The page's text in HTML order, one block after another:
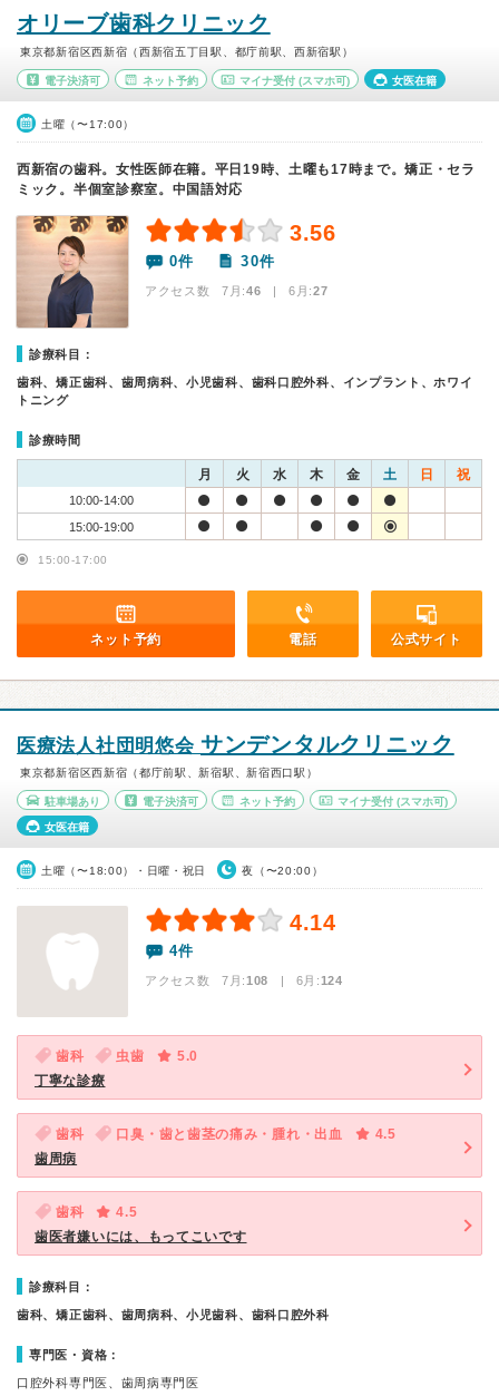
オリーブ歯科クリニック
東京都新宿区西新宿（西新宿五丁目駅、都庁前駅、西新宿駅）
電子決済可 ネット予約 マイナ受付 (スマホ可) 女医在籍
土曜（〜17:00）
西新宿の歯科。女性医師在籍。平日19時、土曜も17時まで。矯正・セラ
ミック。半個室診察室。中国語対応
3.56
0件 30件
アクセス数 7月:46 | 6月:27
診療科目：
歯科、矯正歯科、歯周病科、小児歯科、歯科口腔外科、インプラント、ホワイ
トニング
診療時間
月 火 水 木 金 土 日 祝
10:00-14:00
15:00-19:00
15:00-17:00
ネット予約 電話 公式サイト
医療法人社団明悠会 サンデンタルクリニック
東京都新宿区西新宿（都庁前駅、新宿駅、新宿西口駅）
駐車場あり 電子決済可 ネット予約 マイナ受付 (スマホ可)
女医在籍
土曜（〜18:00）・日曜・祝日 夜（〜20:00）
4.14
4件
アクセス数 7月:108 | 6月:124
歯科 虫歯
5.0
丁寧な診療
歯科 口臭・歯と歯茎の痛み・腫れ・出血
4.5
歯周病
歯科
4.5
歯医者嫌いには、もってこいです
診療科目：
歯科、矯正歯科、歯周病科、小児歯科、歯科口腔外科
専門医・資格：
口腔外科専門医、歯周病専門医